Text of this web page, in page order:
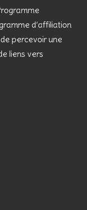
d’affiliation
percevoir une
liens vers